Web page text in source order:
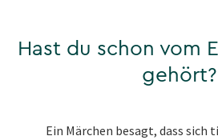
Hast du schon vom
gehört?
Ein Märchen besagt, dass sich